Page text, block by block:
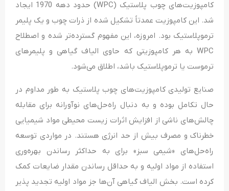
کامپوزیت‌های چوب پلاستیک (WPC) حدود دهه 1970 ایجاد
شد. این کامپوزیت عمدتاً تشکیل شده از ذرات چوب و یک پلیمر
ترموپلاستیک بود. امروزه، این مفهوم گسترده‌تر شده و اصطلاح
WPC به هر کامپوزیتی که حاوی الیاف گیاهی و پلیمرهای
ترموست یا ترموپلاستیک باشد، اطلاق می‌شود.
صنایع تولیدی کامپوزیت‌های چوب پلاستیک به طور مداوم در
حال تکامل بوده و به دنبال راه‌حل‌های نوآورانه برای مقابله
چالش‌های ناشی از افزایش اثرات زیست‌ محیطی مواد شیمیایی
خطرناک و مصرف بیش از حد انرژی هستند. در مواردی توسعه
راه‌حل‌های «شیمی سبز» برای به حداکثر رساندن بهره‌وری
استفاده از مواد اولیه و به حداقل رساندن مقدار ضایعات کمک
کرده است. بخش الیاف گیاهی آن‌ها جز مواد اولیه تجدید پذیر